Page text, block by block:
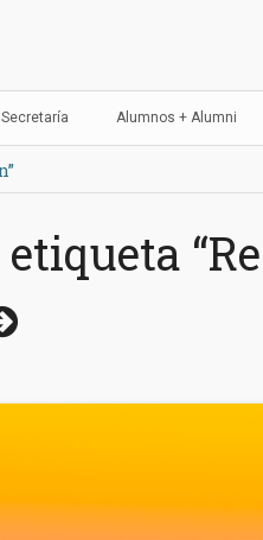
Superior de
Secretaría Alumnos + Alumni